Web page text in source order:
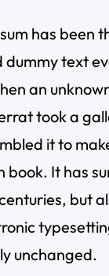
has been
text
an
took a
it to
book. It has
but
unchanged.